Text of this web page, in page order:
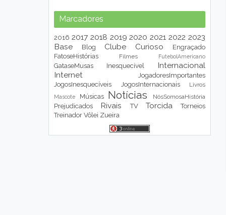
Marcadores
2016 2017 2018 2019 2020 2021 2022 2023
Base
Blog Clube Curioso
Engraçado
FatoseHistórias
Filmes FutebolAmericano
GataseMusas Inesquecível
Internacional
Internet
JogadoresImportantes
JogosInesquecíveis
JogosInternacionais Livros
Mascote Músicas Notícias NósSomosaHistória
Prejudicados Rivais TV Torcida
Torneios
Treinador Vôlei Zueira